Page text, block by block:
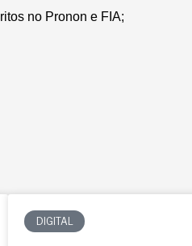
no Pronon e FIA;
DIGITAL